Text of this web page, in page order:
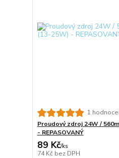
1
Proudový zdroj 24W /
- REPASOVANÝ
89 Kč/ks
74 Kč bez DPH